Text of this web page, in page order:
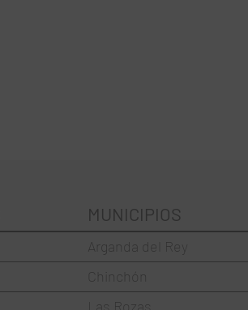
MUNICIPIOS
Arganda del Rey
Chinchón
Las Rozas